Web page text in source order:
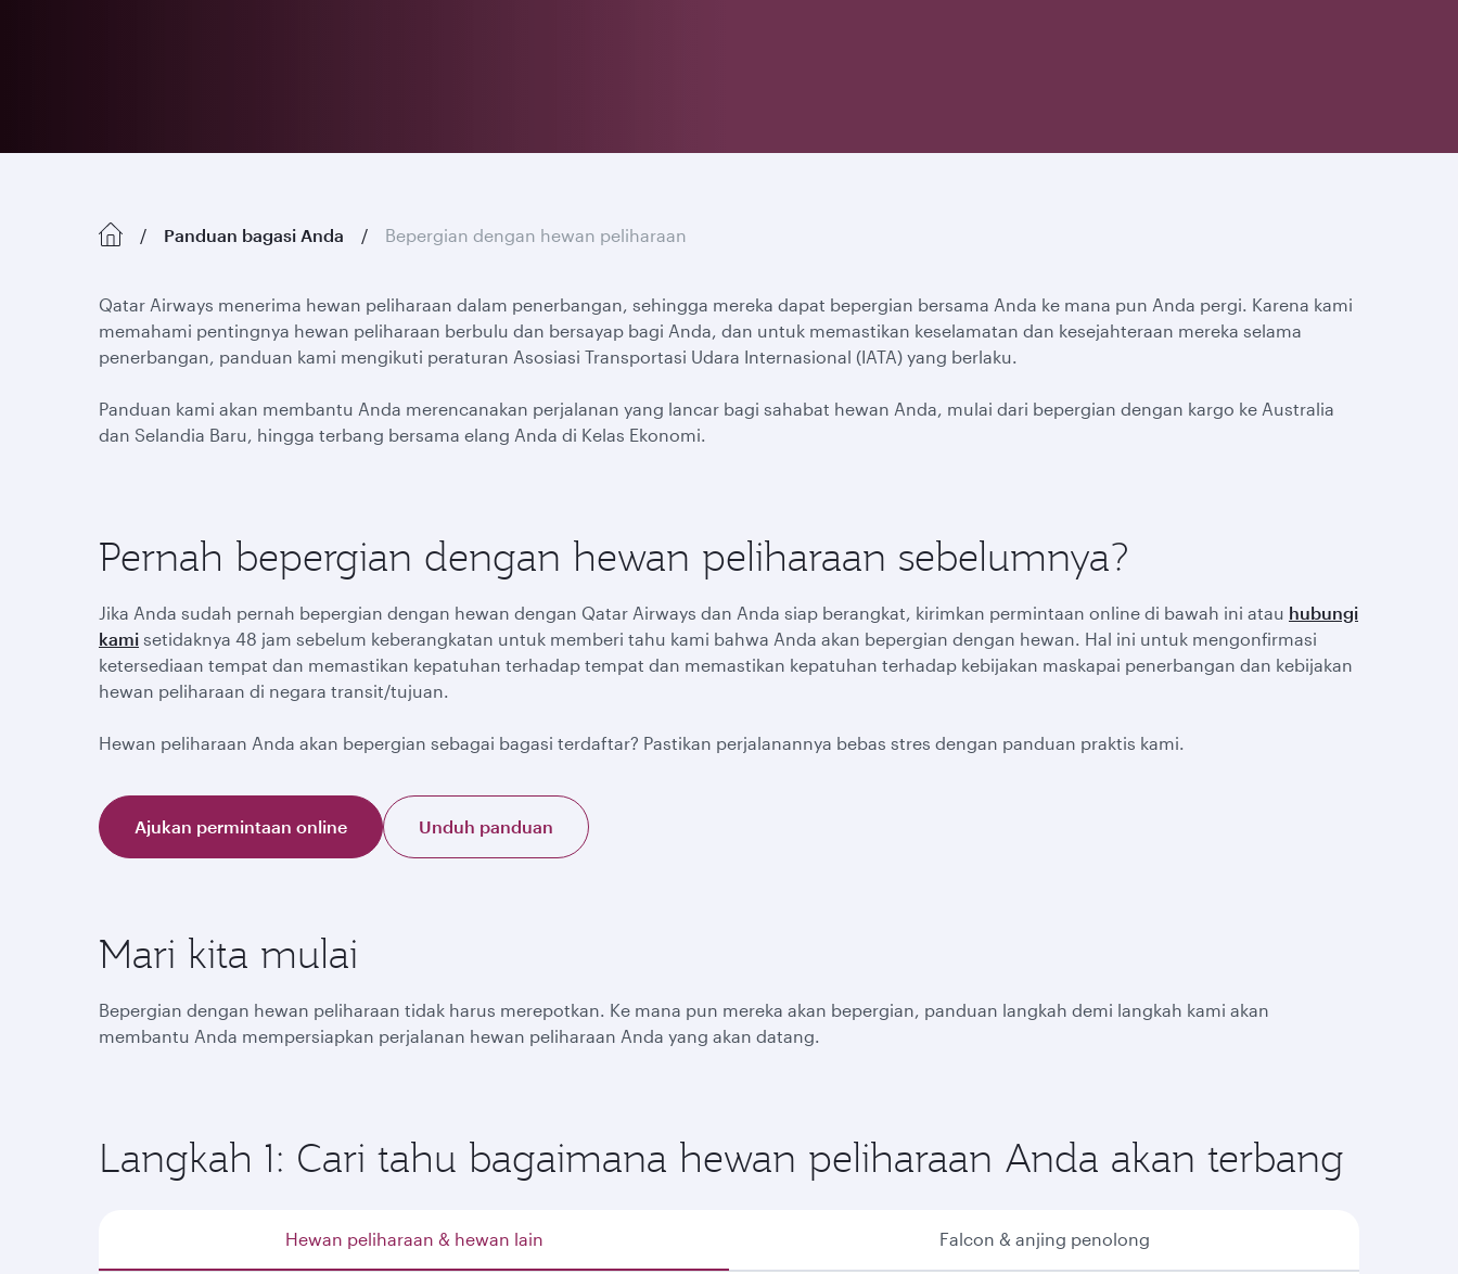
Panduan bagasi Anda Bepergian dengan hewan peliharaan
Qatar Airways menerima hewan peliharaan dalam penerbangan, sehingga mereka dapat bepergian bersama Anda ke mana pun Anda pergi. Karena kami
memahami pentingnya hewan peliharaan berbulu dan bersayap bagi Anda, dan untuk memastikan keselamatan dan kesejahteraan mereka selama
penerbangan, panduan kami mengikuti peraturan Asosiasi Transportasi Udara Internasional (IATA) yang berlaku.
Panduan kami akan membantu Anda merencanakan perjalanan yang lancar bagi sahabat hewan Anda, mulai dari bepergian dengan kargo ke Australia
dan Selandia Baru, hingga terbang bersama elang Anda di Kelas Ekonomi.
Pernah bepergian dengan hewan peliharaan sebelumnya?
Jika Anda sudah pernah bepergian dengan hewan dengan Qatar Airways dan Anda siap berangkat, kirimkan permintaan online di bawah ini atau hubungi
kami setidaknya 48 jam sebelum keberangkatan untuk memberi tahu kami bahwa Anda akan bepergian dengan hewan. Hal ini untuk mengonfirmasi
ketersediaan tempat dan memastikan kepatuhan terhadap tempat dan memastikan kepatuhan terhadap kebijakan maskapai penerbangan dan kebijakan
hewan peliharaan di negara transit/tujuan.
Hewan peliharaan Anda akan bepergian sebagai bagasi terdaftar? Pastikan perjalanannya bebas stres dengan panduan praktis kami.
Ajukan permintaan online Unduh panduan
Mari kita mulai
Bepergian dengan hewan peliharaan tidak harus merepotkan. Ke mana pun mereka akan bepergian, panduan langkah demi langkah kami akan
membantu Anda mempersiapkan perjalanan hewan peliharaan Anda yang akan datang.
Langkah 1: Cari tahu bagaimana hewan peliharaan Anda akan terbang
Hewan peliharaan & hewan lain Falcon & anjing penolong